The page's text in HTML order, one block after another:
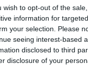
wish to opt-out of the
information for
your selection. Please
seeing interest-based
disclosed to third
disclosure of your